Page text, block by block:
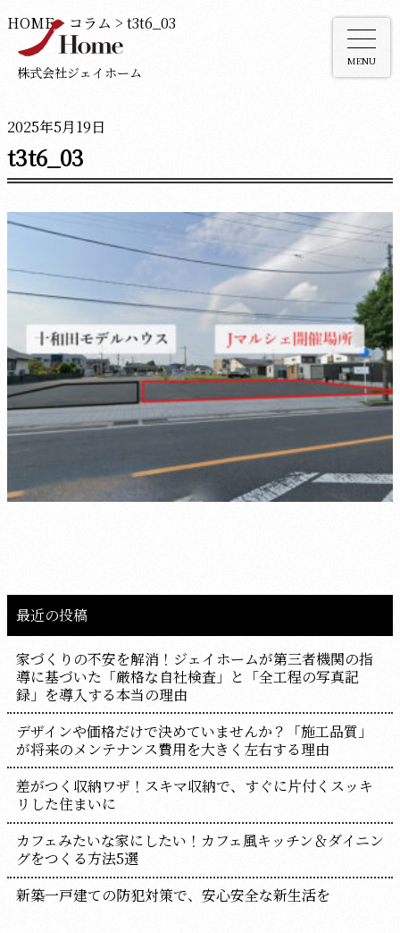
株式会社ジェイホーム
MENU
HOME> コラム > t3t6_03
2025年5月19日
t3t6_03
最近の投稿
家づくりの不安を解消！ジェイホームが第三者機関の指
導に基づいた「厳格な自社検査」と「全工程の写真記
録」を導入する本当の理由
デザインや価格だけで決めていませんか？「施工品質」
が将来のメンテナンス費用を大きく左右する理由
差がつく収納ワザ！スキマ収納で、すぐに片付くスッキ
リした住まいに
カフェみたいな家にしたい！カフェ風キッチン＆ダイニン
グをつくる方法5選
新築一戸建ての防犯対策で、安心安全な新生活を